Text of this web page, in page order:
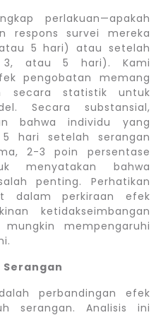
perlakuan—apakah
respons survei mereka
5 hari) atau setelah
3, atau 5 hari). Kami
pengobatan memang
secara statistik untuk
Secara substansial,
bahwa individu yang
hari setelah serangan
2-3 poin persentase
menyatakan bahwa
penting. Perhatikan
dalam perkiraan efek
ketidakseimbangan
mempengaruhi
perbandingan efek
serangan. Analisis ini